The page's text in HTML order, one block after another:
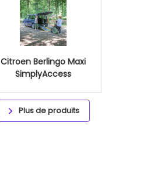
Citroen Berlingo Maxi
SimplyAccess
Plus de produits